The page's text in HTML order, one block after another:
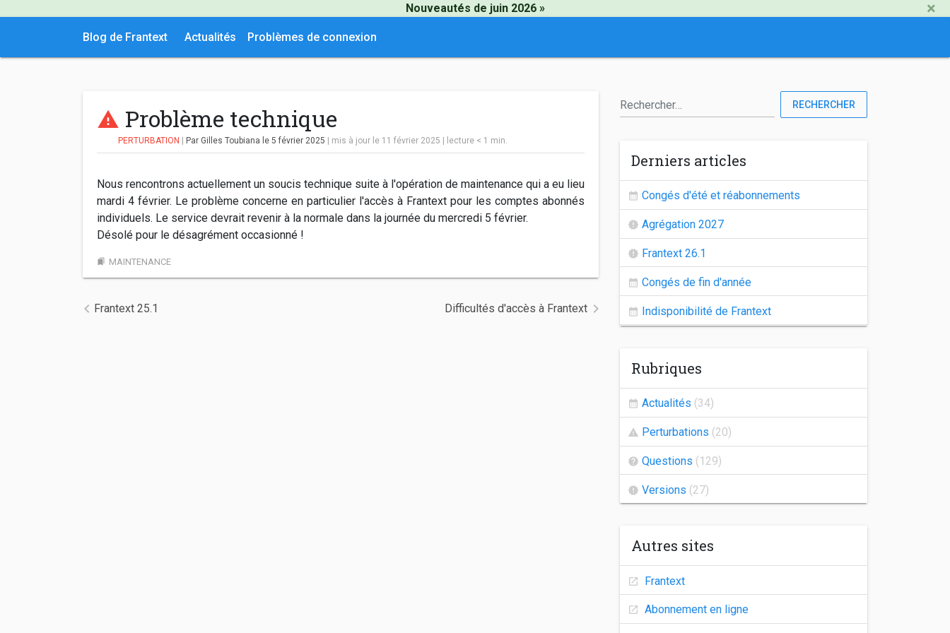
Nouveautés de juin 2026 » ×
Blog de Frantext Actualités Problèmes de connexion
Problème technique
PERTURBATION Par Gilles Toubiana le 5 février 2025 | mis à jour le 11 février 2025 lecture < 1 min.
Nous rencontrons actuellement un soucis technique suite à l'opération de maintenance qui a eu lieu
mardi 4 février. Le problème concerne en particulier l'accès à Frantext pour les comptes abonnés
individuels. Le service devrait revenir à la normale dans la journée du mercredi 5 février.
Désolé pour le désagrément occasionné !
bookmarks MAINTENANCE
Navigation de l’article
Frantext 25.1 Difficultés d'accès à Frantext
RECHERCHER
Derniers articles
Congés d'été et réabonnements
Agrégation 2027
Frantext 26.1
Congés de fin d'année
Indisponibilité de Frantext
Congés d'automne
Agrégation 2026
Frantext 25.2
Indisponibilité des comptes utilisateurs
Rubriques
Actualités (34)
Perturbations (20)
Questions (129)
Versions (27)
Autres sites
Frantext
Abonnement en ligne